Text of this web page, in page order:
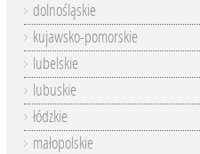
dolnośląskie
kujawsko-pomorskie
lubelskie
lubuskie
łódzkie
małopolskie